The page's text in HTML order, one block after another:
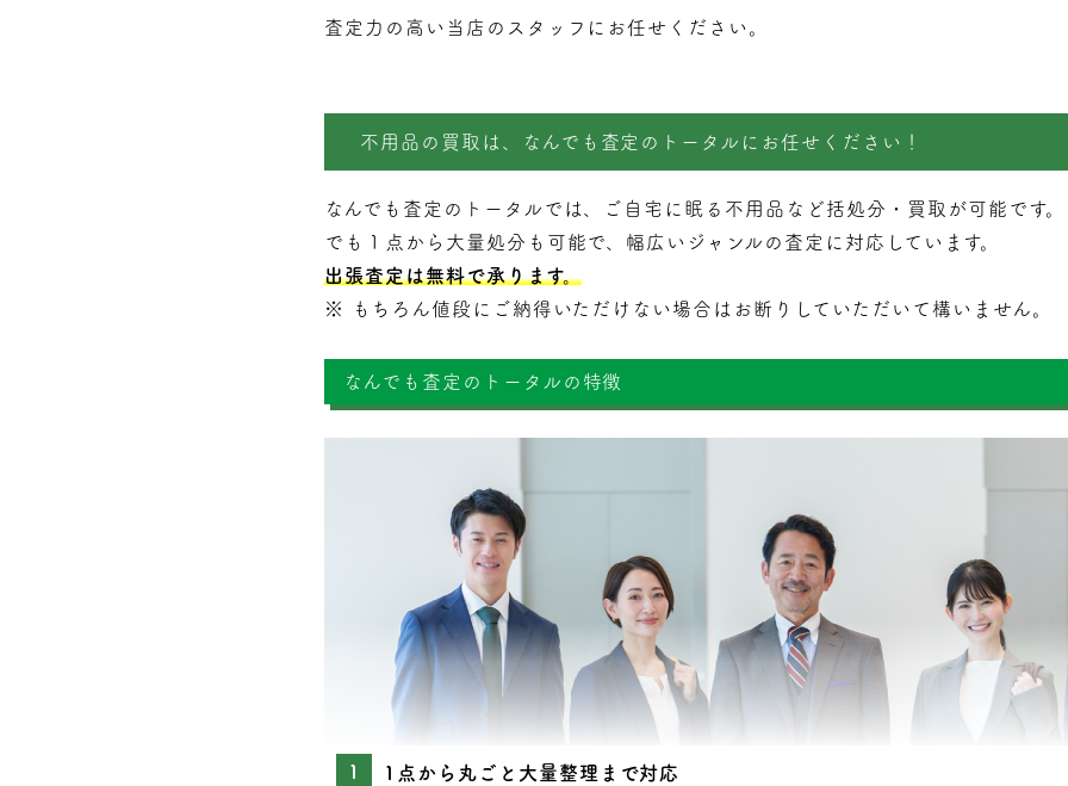
査定力の高い当店のスタッフにお任せください。
不用品の買取は、なんでも査定のトータルにお任せください！
なんでも査定のトータルでは、ご自宅に眠る不用品など括処分・ 買取 が可能です
でも１点から大量処分も可能で、幅広いジャンルの査定に対応しています。
出張査定は無料で承ります。
※ もちろん値段にご納得いただけない場合はお断りしていただいて構いません。
なんでも査定のトータルの特徴
1点から丸ごと大量整理まで対応